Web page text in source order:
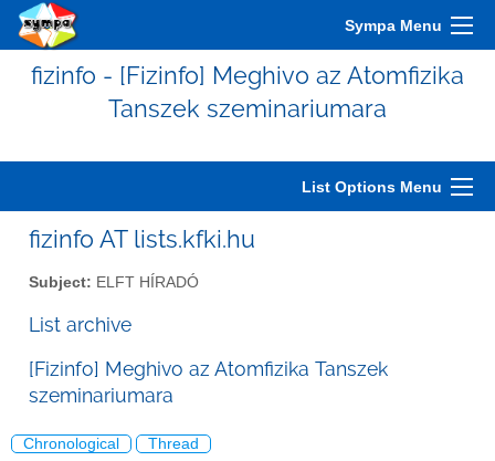
Sympa Menu
fizinfo - [Fizinfo] Meghivo az Atomfizika
Tanszek szeminariumara
List Options Menu
fizinfo AT lists.kfki.hu
Subject: ELFT HÍRADÓ
List archive
[Fizinfo] Meghivo az Atomfizika Tanszek
szeminariumara
Chronological Thread